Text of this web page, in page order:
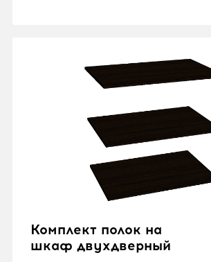
Комплект полок на
шкаф двухдверный